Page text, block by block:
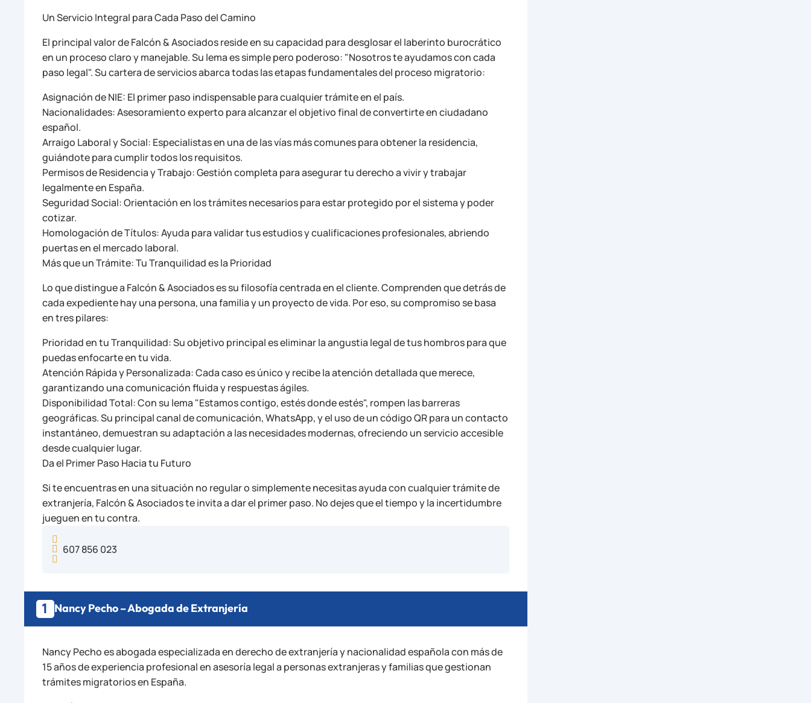
Un Servicio Integral para Cada Paso del Camino
El principal valor de Falcón & Asociados reside en su capacidad para desglosar el laberinto burocrático
en un proceso claro y manejable. Su lema es simple pero poderoso: "Nosotros te ayudamos con cada
paso legal". Su cartera de servicios abarca todas las etapas fundamentales del proceso migratorio:
Asignación de NIE: El primer paso indispensable para cualquier trámite en el país.
Nacionalidades: Asesoramiento experto para alcanzar el objetivo final de convertirte en ciudadano
español.
Arraigo Laboral y Social: Especialistas en una de las vías más comunes para obtener la residencia,
guiándote para cumplir todos los requisitos.
Permisos de Residencia y Trabajo: Gestión completa para asegurar tu derecho a vivir y trabajar
legalmente en España.
Seguridad Social: Orientación en los trámites necesarios para estar protegido por el sistema y poder
cotizar.
Homologación de Títulos: Ayuda para validar tus estudios y cualificaciones profesionales, abriendo
puertas en el mercado laboral.
Más que un Trámite: Tu Tranquilidad es la Prioridad
Lo que distingue a Falcón & Asociados es su filosofía centrada en el cliente. Comprenden que detrás de
cada expediente hay una persona, una familia y un proyecto de vida. Por eso, su compromiso se basa
en tres pilares:
Prioridad en tu Tranquilidad: Su objetivo principal es eliminar la angustia legal de tus hombros para que
puedas enfocarte en tu vida.
Atención Rápida y Personalizada: Cada caso es único y recibe la atención detallada que merece,
garantizando una comunicación fluida y respuestas ágiles.
Disponibilidad Total: Con su lema "Estamos contigo, estés donde estés", rompen las barreras
geográficas. Su principal canal de comunicación, WhatsApp, y el uso de un código QR para un contacto
instantáneo, demuestran su adaptación a las necesidades modernas, ofreciendo un servicio accesible
desde cualquier lugar.
Da el Primer Paso Hacia tu Futuro
Si te encuentras en una situación no regular o simplemente necesitas ayuda con cualquier trámite de
extranjería, Falcón & Asociados te invita a dar el primer paso. No dejes que el tiempo y la incertidumbre
jueguen en tu contra.


607 856 023

1 Nancy Pecho – Abogada de Extranjería
Nancy Pecho es abogada especializada en derecho de extranjería y nacionalidad española con más de
15 años de experiencia profesional en asesoría legal a personas extranjeras y familias que gestionan
trámites migratorios en España.